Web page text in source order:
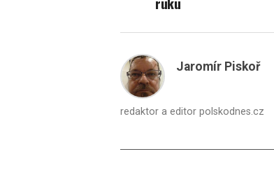
Jaromír Piskoř
redaktor a editor polskodnes.cz